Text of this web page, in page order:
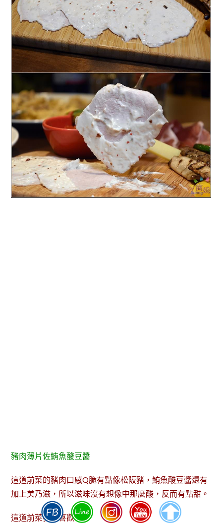
豬肉薄片佐鮪魚酸豆醬
這道前菜的豬肉口感Q脆有點像松阪豬，鮪魚酸豆醬還有
加上美乃滋，所以滋味沒有想像中那麼酸，反而有點甜。
這道前菜我也喜歡。